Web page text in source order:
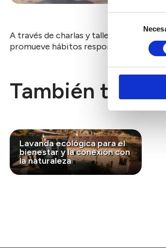
consentimiento
A través de charlas y talleres
promueve hábitos responsables para
También te
Lavanda ecológica para el
bienestar y la conexión con
la naturaleza